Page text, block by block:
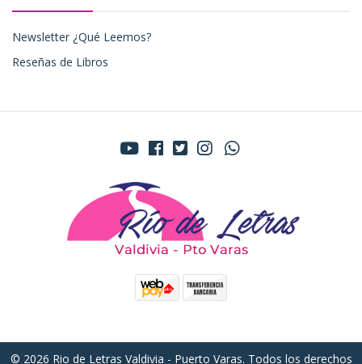
Newsletter ¿Qué Leemos?
Reseñas de Libros
© 2026 Rio de Letras Valdivia - Puerto Varas. Todos los derechos